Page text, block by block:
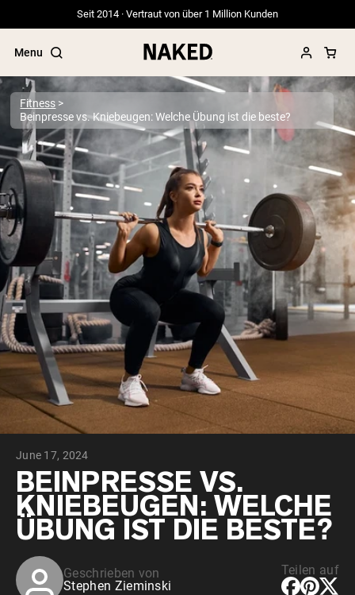
Seit 2014 · Vertraut von über 1 Million Kunden
Menu
Beliebte Suchbegriffe
”Protein Powder“
”Overnight Oats“
”Vegan protein“
”Collagen“
”Micellar Casein“
Fitness
Beinpresse vs. Kniebeugen: Welche Übung ist die beste?
June 17, 2024
BEINPRESSE VS.
KNIEBEUGEN: WELCHE
ÜBUNG IST DIE BESTE?
Geschrieben von
Stephen Zieminski
Teilen auf